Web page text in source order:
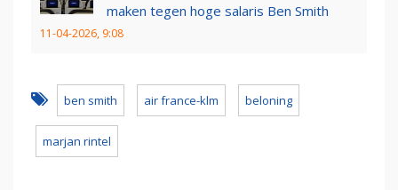
maken tegen hoge salaris Ben Smith
11-04-2026, 9:08
ben smith air france-klm beloning
marjan rintel